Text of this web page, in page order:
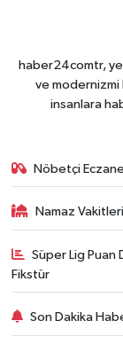
haber24comtr,
ve modernizmi
insanlara
Nöbetçi
Namaz Vakitleri
Süper Lig Puan
Fikstür
Son Dakika